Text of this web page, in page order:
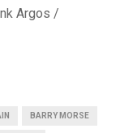
Argos /
BARRY MORSE